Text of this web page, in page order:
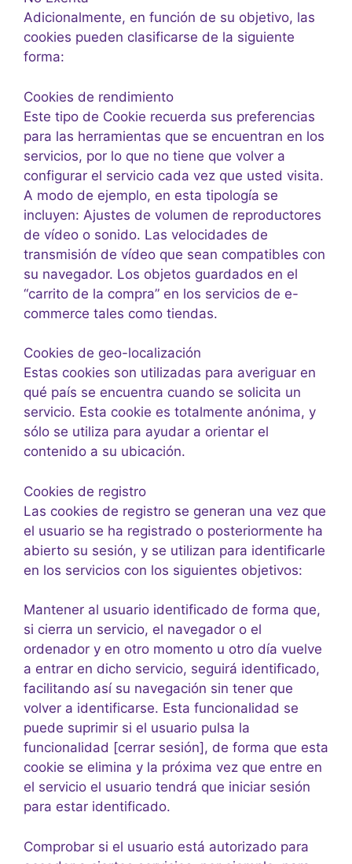
Adicionalmente, en función de su objetivo, las
cookies pueden clasificarse de la siguiente
forma:
Cookies de rendimiento
Este tipo de Cookie recuerda sus preferencias
para las herramientas que se encuentran en los
servicios, por lo que no tiene que volver a
configurar el servicio cada vez que usted visita.
A modo de ejemplo, en esta tipología se
incluyen: Ajustes de volumen de reproductores
de vídeo o sonido. Las velocidades de
transmisión de vídeo que sean compatibles con
su navegador. Los objetos guardados en el
“carrito de la compra” en los servicios de e-
commerce tales como tiendas.
Cookies de geo-localización
Estas cookies son utilizadas para averiguar en
qué país se encuentra cuando se solicita un
servicio. Esta cookie es totalmente anónima, y
sólo se utiliza para ayudar a orientar el
contenido a su ubicación.
Cookies de registro
Las cookies de registro se generan una vez que
el usuario se ha registrado o posteriormente ha
abierto su sesión, y se utilizan para identificarle
en los servicios con los siguientes objetivos:
Mantener al usuario identificado de forma que,
si cierra un servicio, el navegador o el
ordenador y en otro momento u otro día vuelve
a entrar en dicho servicio, seguirá identificado,
facilitando así su navegación sin tener que
volver a identificarse. Esta funcionalidad se
puede suprimir si el usuario pulsa la
funcionalidad [cerrar sesión], de forma que esta
cookie se elimina y la próxima vez que entre en
el servicio el usuario tendrá que iniciar sesión
para estar identificado.
Comprobar si el usuario está autorizado para